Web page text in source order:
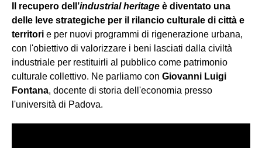
Il recupero dell’industrial heritage è diventato una
delle leve strategiche per il rilancio culturale di città e
territori e per nuovi programmi di rigenerazione urbana,
con l'obiettivo di valorizzare i beni lasciati dalla civiltà
industriale per restituirli al pubblico come patrimonio
culturale collettivo. Ne parliamo con Giovanni Luigi
Fontana, docente di storia dell'economia presso
l'università di Padova.